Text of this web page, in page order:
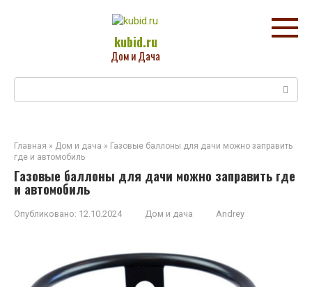
kubid.ru
Дом и Дача
Главная » Дом и дача » Газовые баллоны для дачи можно заправить
где и автомобиль
Газовые баллоны для дачи можно заправить где
и автомобиль
Опубликовано: 12.10.2024 Дом и дача Andrey